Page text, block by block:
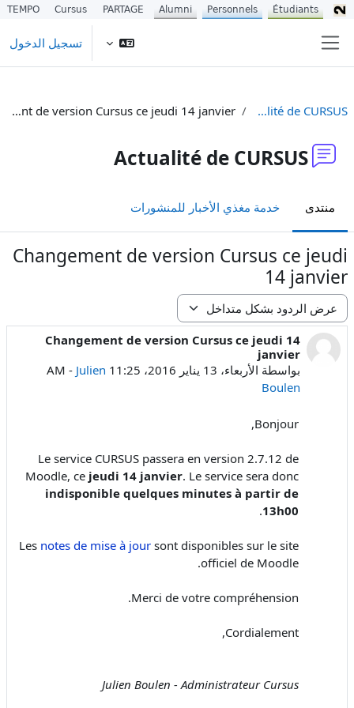
تسجيل الدخول
Actualité de CURSUS
Changement de version Cursus ce jeudi 14 janvier
Actualité de CURSUS
منتدى خدمة مغذي الأخبار للمنشورات
Changement de version Cursus ce jeudi
14 janvier
نمط العرض
Changement de version Cursus ce jeudi 14
janvier
بواسطة الأربعاء، 13 يناير 2016، 11:25 AM - Julien
Boulen
عدد الردود: 0
Bonjour,
Le service CURSUS passera en version 2.7.12 de
Moodle, ce jeudi 14 janvier. Le service sera donc
indisponible quelques minutes à partir de
13h00
.
Les notes de mise à jour sont disponibles sur le site
officiel de Moodle.
Merci de votre compréhension.
Cordialement,
Julien Boulen - Administrateur Cursus
Étudiants
Personnels
Alumni
PARTAGE
Cursus
TEMPO